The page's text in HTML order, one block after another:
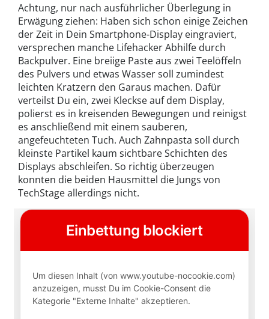
Achtung, nur nach ausführlicher Überlegung in
Erwägung ziehen: Haben sich schon einige Zeichen
der Zeit in Dein Smartphone-Display eingraviert,
versprechen manche Lifehacker Abhilfe durch
Backpulver. Eine breiige Paste aus zwei Teelöffeln
des Pulvers und etwas Wasser soll zumindest
leichten Kratzern den Garaus machen. Dafür
verteilst Du ein, zwei Kleckse auf dem Display,
polierst es in kreisenden Bewegungen und reinigst
es anschließend mit einem sauberen,
angefeuchteten Tuch. Auch Zahnpasta soll durch
kleinste Partikel kaum sichtbare Schichten des
Displays abschleifen. So richtig überzeugen
konnten die beiden Hausmittel die Jungs von
TechStage allerdings nicht.